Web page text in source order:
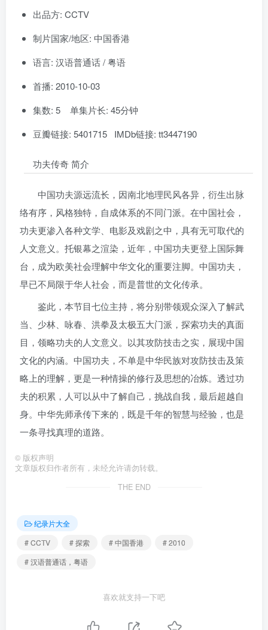
出品方: CCTV
制片国家/地区: 中国香港
语言: 汉语普通话 / 粤语
首播: 2010-10-03
集数: 5 单集片长: 45分钟
豆瓣链接: 5401715 IMDb链接: tt3447190
功夫传奇 简介
中国功夫源远流长，因南北地理民风各异，衍生出脉
络有序，风格独特，自成体系的不同门派。在中国社会，
功夫更渗入各种文学、电影及戏剧之中，具有无可取代的
人文意义。托银幕之渲染，近年，中国功夫更登上国际舞
台，成为欧美社会理解中华文化的重要注脚。中国功夫，
早已不局限于华人社会，而是普世的文化传承。
鉴此，本节目七位主持，将分别带领观众深入了解武
当、少林、咏春、洪拳及太极五大门派，探索功夫的真面
目，领略功夫的人文意义。以其攻防技击之实，展现中国
文化的内涵。中国功夫，不单是中华民族对攻防技击及策
略上的理解，更是一种情操的修行及思想的冶炼。透过功
夫的积累，人可以从中了解自己，挑战自我，最后超越自
身。中华先师承传下来的，既是千年的智慧与经验，也是
一条寻找真理的道路。
© 版权声明
文章版权归作者所有，未经允许请勿转载。
THE END
纪录片大全
# CCTV
# 探索 # 中国香港
# 2010
# 汉语普通话，粤语
喜欢就支持一下吧